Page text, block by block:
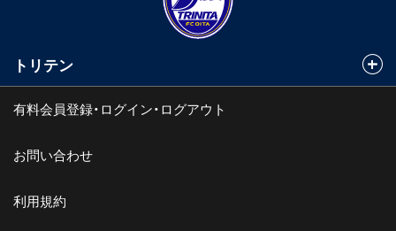
トリテン
有料会員登録・ログイン・ログアウト
お問い合わせ
利用規約